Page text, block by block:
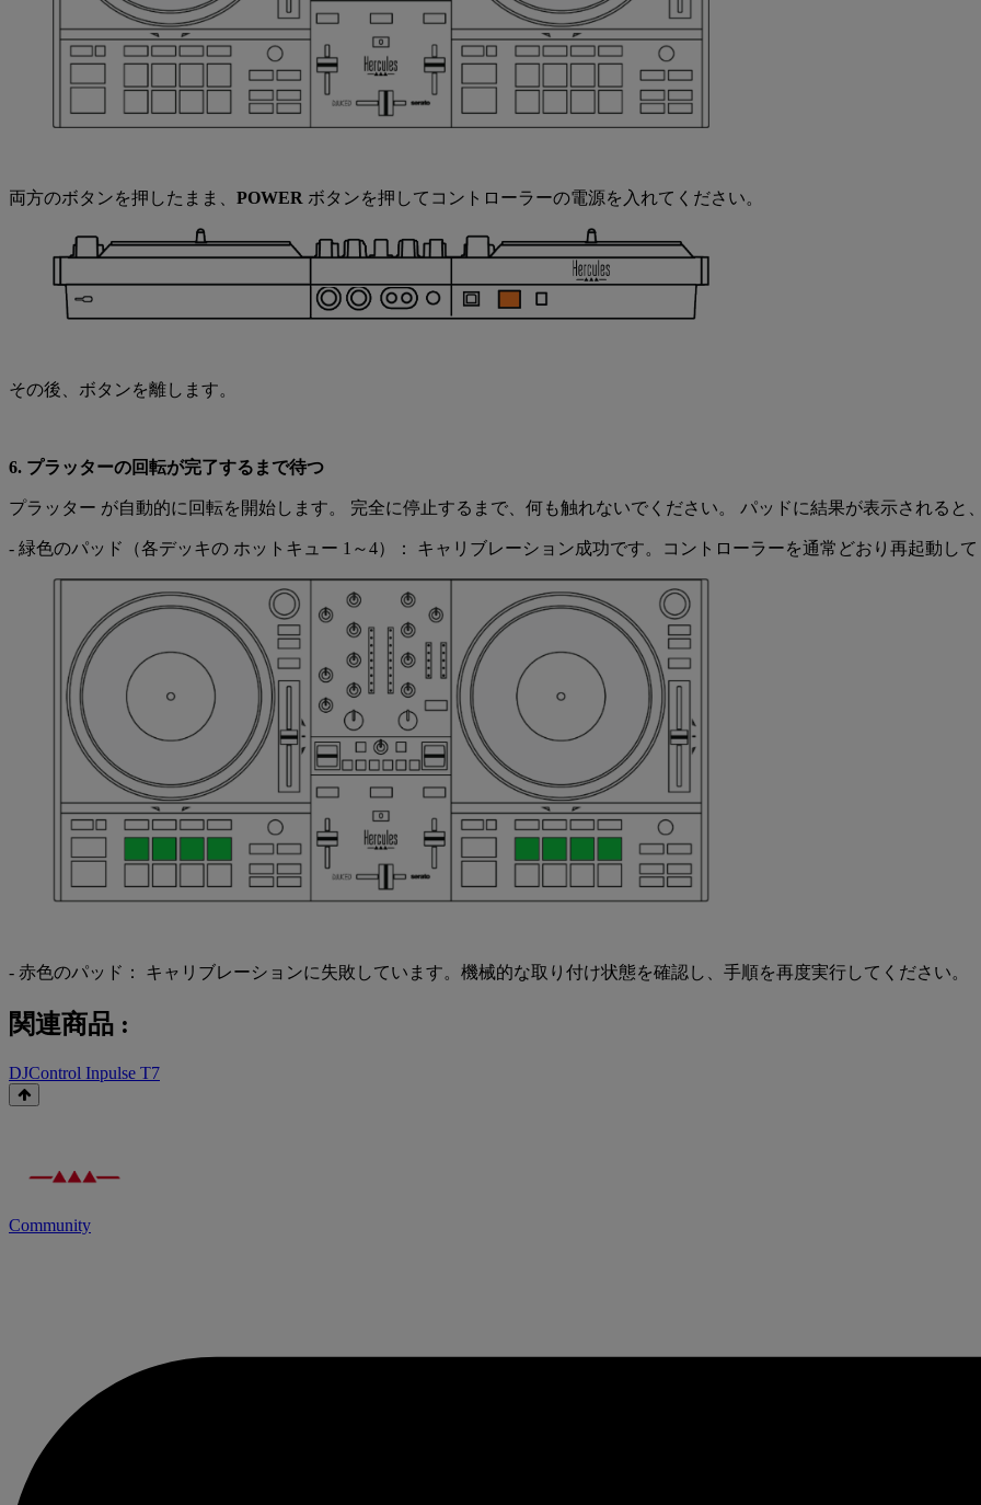
両方のボタンを押したまま、 POWER ボタンを押してコントローラーの電源を入れてください。
その後、ボタンを離します。
6. プラッターの回転が完了するまで待つ
プラッター が自動的に回転を開始します。 完全に停止するまで、何も触れないでください。 パッドに結果が表示されると
- 緑色のパッド（各デッキの ホットキュー 1～4）： キャリブレーション成功です。コントローラーを通常どおり再起動して
- 赤色のパッド： キャリブレーションに失敗しています。機械的な取り付け状態を確認し、手順を再度実行してください。
関連商品 :
DJControl Inpulse T7
Community